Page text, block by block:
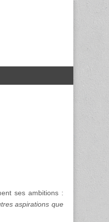
ses ambitions :
aspirations que